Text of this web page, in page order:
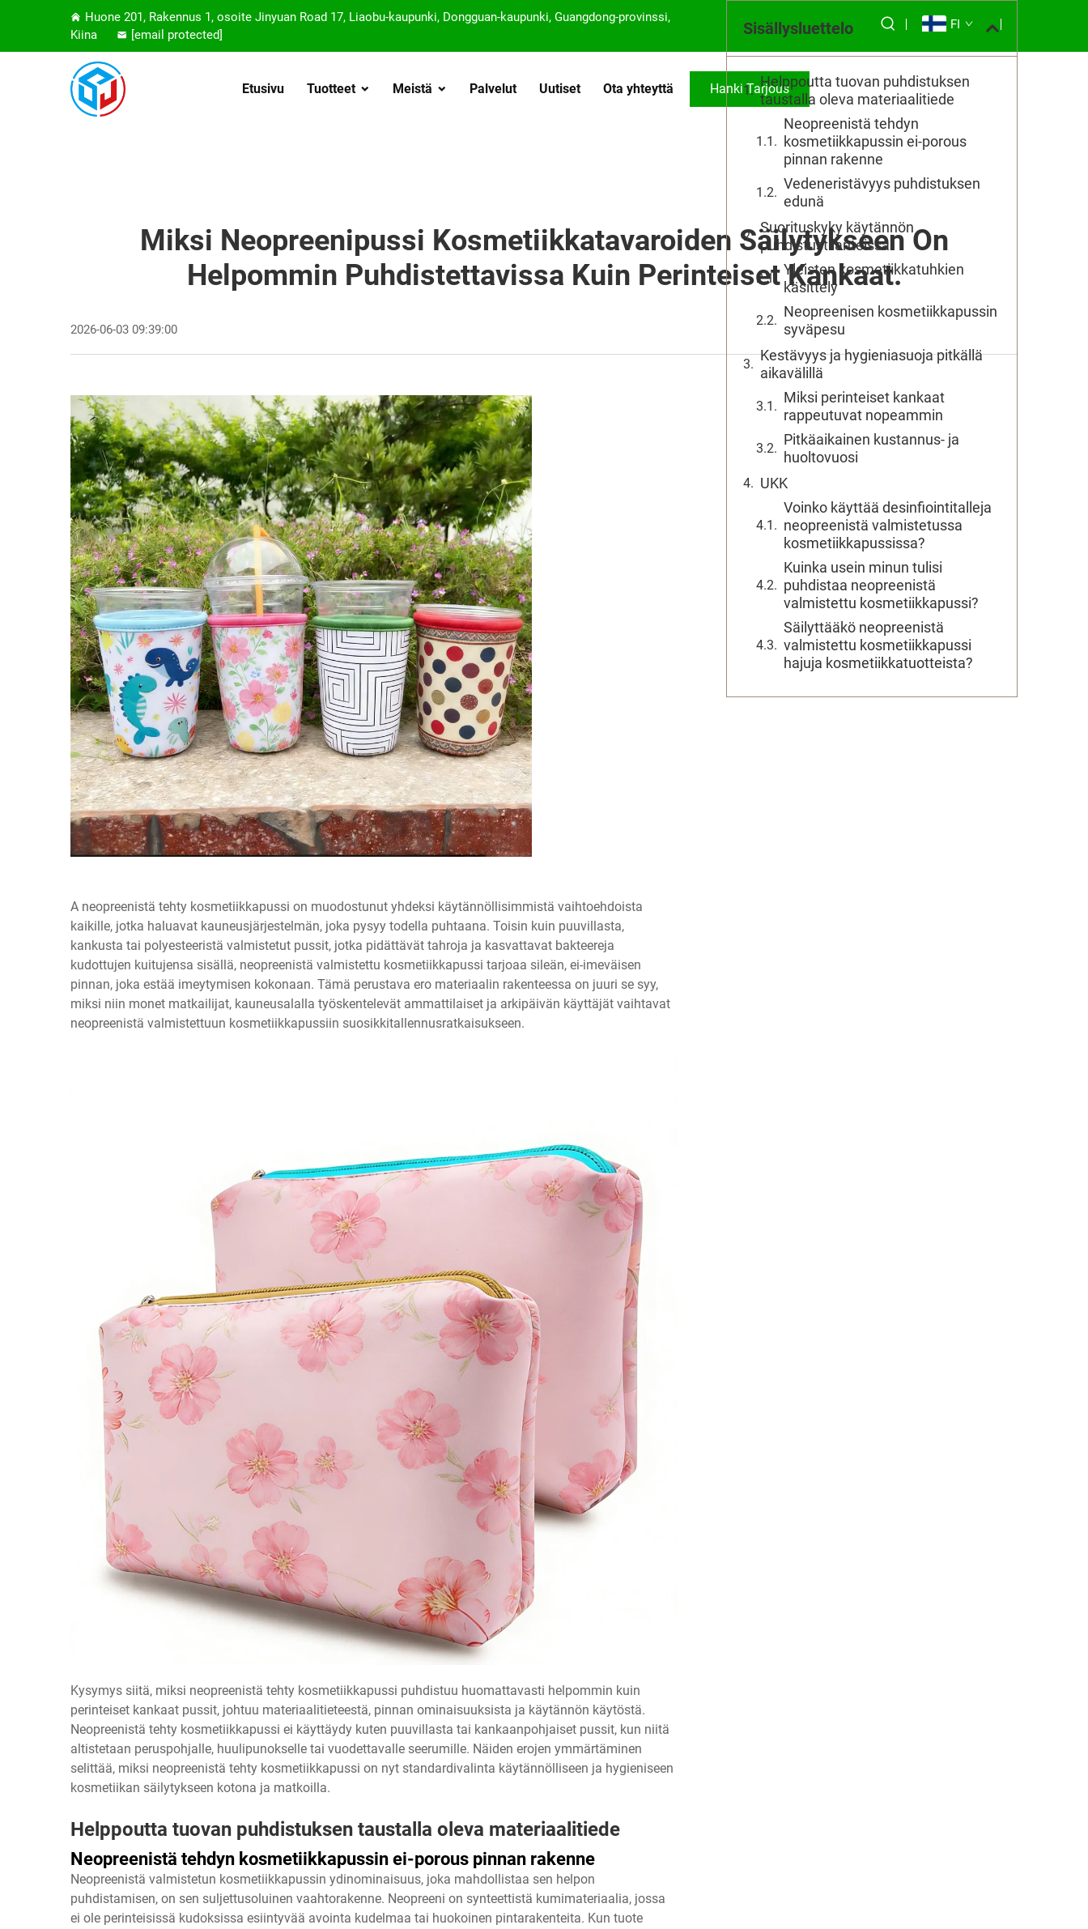
Huone 201, Rakennus 1, osoite Jinyuan Road 17, Liaobu-kaupunki, Dongguan-kaupunki, Guangdong-provinssi,
Kiina
[email protected]
FI
Etusivu Tuotteet Meistä Palvelut Uutiset Ota yhteyttä Hanki Tarjous
Miksi Neopreenipussi Kosmetiikkatavaroiden Säilytykseen On
Helpommin Puhdistettavissa Kuin Perinteiset Kankaat.
2026-06-03 09:39:00
A neopreenistä tehty kosmetiikkapussi on muodostunut yhdeksi käytännöllisimmistä vaihtoehdoista
kaikille, jotka haluavat kauneusjärjestelmän, joka pysyy todella puhtaana. Toisin kuin puuvillasta,
kankusta tai polyesteeristä valmistetut pussit, jotka pidättävät tahroja ja kasvattavat bakteereja
kudottujen kuitujensa sisällä, neopreenistä valmistettu kosmetiikkapussi tarjoaa sileän, ei-imeväisen
pinnan, joka estää imeytymisen kokonaan. Tämä perustava ero materiaalin rakenteessa on juuri se syy,
miksi niin monet matkailijat, kauneusalalla työskentelevät ammattilaiset ja arkipäivän käyttäjät vaihtavat
neopreenistä valmistettuun kosmetiikkapussiin suosikkitallennusratkaisukseen.
Kysymys siitä, miksi neopreenistä tehty kosmetiikkapussi puhdistuu huomattavasti helpommin kuin
perinteiset kankaat pussit, johtuu materiaalitieteestä, pinnan ominaisuuksista ja käytännön käytöstä.
Neopreenistä tehty kosmetiikkapussi ei käyttäydy kuten puuvillasta tai kankaanpohjaiset pussit, kun niitä
altistetaan peruspohjalle, huulipunokselle tai vuodettavalle seerumille. Näiden erojen ymmärtäminen
selittää, miksi neopreenistä tehty kosmetiikkapussi on nyt standardivalinta käytännölliseen ja hygieniseen
kosmetiikan säilytykseen kotona ja matkoilla.
Helppoutta tuovan puhdistuksen taustalla oleva materiaalitiede
Neopreenistä tehdyn kosmetiikkapussin ei-porous pinnan rakenne
Neopreenistä valmistetun kosmetiikkapussin ydinominaisuus, joka mahdollistaa sen helpon
puhdistamisen, on sen suljettusoluinen vaahtorakenne. Neopreeni on synteettistä kumimateriaalia, jossa
ei ole perinteisissä kudoksissa esiintyvää avointa kudelmaa tai huokoinen pintarakenteita. Kun tuote
Sisällysluettelo
Helppoutta tuovan puhdistuksen
taustalla oleva materiaalitiede
Neopreenistä tehdyn
kosmetiikkapussin ei-porous
pinnan rakenne
Vedeneristävyys puhdistuksen
edunä
Suorituskyky käytännön
puhdistustilanteissa
Yleisten kosmetiikkatuhkien
käsittely
Neopreenisen kosmetiikkapussin
syväpesu
Kestävyys ja hygieniasuoja pitkällä
aikavälillä
Miksi perinteiset kankaat
rappeutuvat nopeammin
Pitkäaikainen kustannus- ja
huoltovuosi
UKK
Voinko käyttää desinfiointitalleja
neopreenistä valmistetussa
kosmetiikkapussissa?
Kuinka usein minun tulisi
puhdistaa neopreenistä
valmistettu kosmetiikkapussi?
Säilyttääkö neopreenistä
valmistettu kosmetiikkapussi
hajuja kosmetiikkatuotteista?